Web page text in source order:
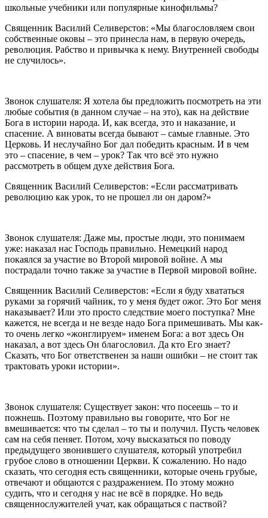
школьные учебники или популярные кинофильмы?
Священник Василий Селиверстов: «Мы благословляем свои
собственные оковы – это принесла нам, в первую очередь,
революция. Рабство и привычка к нему. Внутренней свободы
не случилось».
Звонок слушателя: Я хотела бы предложить посмотреть на эти
любые события (в данном случае – на это), как на действие
Бога в истории народа. И, как всегда, это и наказание, и
спасение. А виноваты всегда бывают – самые главные. Это
Церковь. И неслучайно Бог дал победить красным. И в чем
это – спасение, в чем – урок? Так что всё это нужно
рассмотреть в общем духе действия Бога.
Священник Василий Селиверстов: «Если рассматривать
революцию как урок, то не прошел ли он даром?»
Звонок слушателя: Даже мы, простые люди, это понимаем
уже: наказал нас Господь правильно. Немецкий народ
покаялся за участие во Второй мировой войне. А мы
пострадали точно также за участие в Первой мировой войне.
Священник Василий Селиверстов: «Если я буду хвататься
руками за горячий чайник, то у меня будет ожог. Это Бог меня
наказывает? Или это просто следствие моего поступка? Мне
кажется, не всегда и не везде надо Бога примешивать. Мы как-
то очень легко «жонглируем» именем Бога: а вот здесь Он
наказал, а вот здесь Он благословил. Да кто Его знает?
Сказать, что Бог ответственен за наши ошибки – не стоит так
трактовать уроки истории».
Звонок слушателя: Существует закон: что посеешь – то и
пожнешь. Поэтому правильно вы говорите, что Бог не
вмешивается: что ты сделал – то ты и получил. Пусть человек
сам на себя пеняет. Потом, хочу высказаться по поводу
предыдущего звонившего слушателя, который употребил
грубое слово в отношении Церкви. К сожалению. Но надо
сказать, что сегодня есть священники, которые очень грубые,
отвечают и общаются с раздражением. По этому можно
судить, что и сегодня у нас не всё в порядке. Но ведь
священнослужителей учат, как обращаться с паствой?